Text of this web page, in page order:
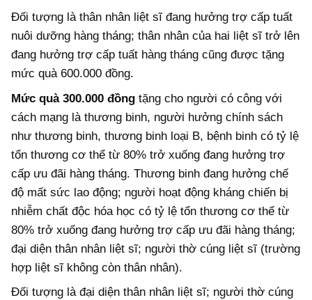
Đối tượng là thân nhân liệt sĩ đang hưởng trợ cấp tuất
nuôi dưỡng hàng tháng; thân nhân của hai liệt sĩ trở lên
đang hưởng trợ cấp tuất hàng tháng cũng được tặng
mức quà 600.000 đồng.
Mức quà 300.000 đồng tặng cho người có công với
cách mạng là thương binh, người hưởng chính sách
như thương binh, thương binh loại B, bệnh binh có tỷ lệ
tổn thương cơ thể từ 80% trở xuống đang hưởng trợ
cấp ưu đãi hàng tháng. Thương binh đang hưởng chế
độ mất sức lao động; người hoạt động kháng chiến bị
nhiễm chất độc hóa học có tỷ lệ tổn thương cơ thể từ
80% trở xuống đang hưởng trợ cấp ưu đãi hàng tháng;
đại diện thân nhân liệt sĩ; người thờ cúng liệt sĩ (trường
hợp liệt sĩ không còn thân nhân).
Đối tượng là đại diện thân nhân liệt sĩ; người thờ cúng